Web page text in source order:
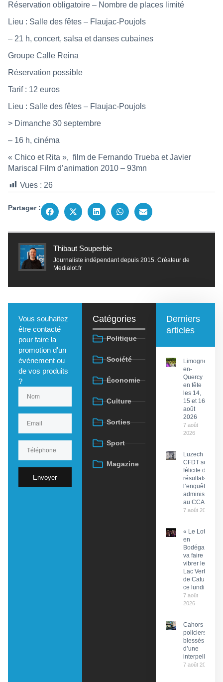
Réservation obligatoire – Nombre de places limité
Lieu : Salle des fêtes – Flaujac-Poujols
– 21 h, concert, salsa et danses cubaines
Groupe Calle Reina
Réservation possible
Tarif : 12 euros
Lieu : Salle des fêtes – Flaujac-Poujols
> Dimanche 30 septembre
– 16 h, cinéma
« Chico et Rita », film de Fernando Trueba et Javier
Mariscal Film d’animation 2010 – 93mn
Vues : 26
Partager :
Thibaut Souperbie
Journaliste indépendant depuis 2015. Créateur de
Medialot.fr
Vous souhaitez
être contacté
pour faire la
promotion d'un
événement ou
de vos produits
?
Envoyer
Catégories
Politique
Société
Économie
Culture
Sorties
Sport
Magazine
Derniers
articles
Limogne-
en-
Quercy
en fête
les 14,
15 et 16
août
2026
7 août
2026
Luzech : La
CFDT se
félicite des
résultats de
l’enquête
administrative
au CCAS
7 août 2026
« Le Lot
en
Bodéga »
va faire
vibrer le
Lac Vert
de Catus
ce lundi
7 août
2026
Cahors : Des
policiers
blessés lors
d’une
interpellation
7 août 2026